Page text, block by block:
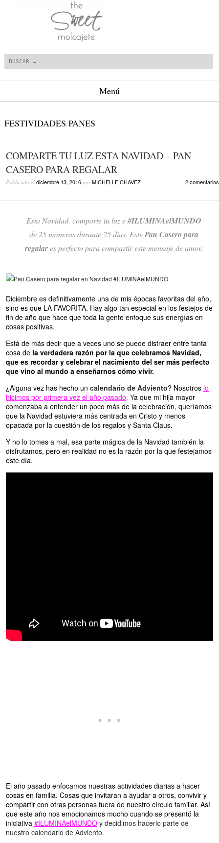
Menú
FESTIVIDADES/PANES
COMPARTE TU LUZ ESTA NAVIDAD – PAN
CASERO PARA REGALAR
Publicado el diciembre 13, 2016 porMICHELLE CHAVEZ 2 comentarios
Esta Navidad, comparte tu luz e#ILUMINAelMUNDO
de 25 maneras durante 25 días. EstePan Casero para
regalares perfecto para compartir este mensaje de amor.
Diciembre es definitivamente una de mis épocas favoritas del año,
sino es que LA FAVORITA. Hay algo tan especial en los festejos de
fin de año que hace que toda la gente enfoque sus energías en
cosas positivas.
Está de más decir que a veces uno se puede distraer entre tanta
cosa de la verdadera razón por la que celebramos Navidad,
que es recordar y celebrar el nacimiento del ser más perfecto
que vino al mundo a enseñarnos cómo vivir.
¿Alguna vez has hecho un calendario de Adviento? Nosotros lo
hicimos por primera vez el año pasado. Ya que mi hija mayor
comenzaba a entender un poco más de la celebración, queríamos
que la Navidad estuviera más centrada en Cristo y menos
opacada por la cuestión de los regalos y Santa Claus.
Y no lo tomes a mal, esa parte mágica de la Navidad también la
disfrutamos, pero en realidad no es la razón por la que festejamos
este día.
El año pasado enfocamos nuestras actividades diarias a hacer
cosas en familia. Cosas que invitaran a ayudar a otros, convivir y
compartir con otras personas fuera de nuestro círculo familiar. Así
que este año nos emocionamos mucho cuando se presentó la
iniciativa #ILUMINAelMUNDO y decidimos hacerlo parte de
nuestro calendario de Adviento.